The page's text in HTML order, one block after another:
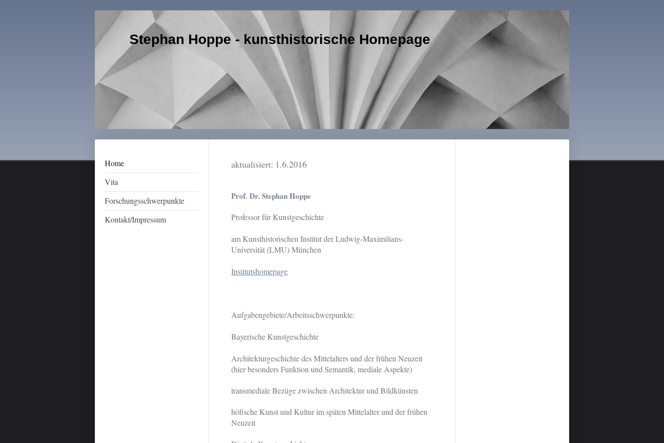
Stephan Hoppe - kunsthistorische Homepage
Home
Vita
Forschungsschwerpunkte
Kontakt/Impressum
aktualisiert: 1.6.2016
Prof. Dr. Stephan Hoppe
Professor für Kunstgeschichte
am Kunsthistorischen Institut der Ludwig-Maximilians-
Universität (LMU) München
Institutshomepage
Aufgabengebiete/Arbeitsschwerpunkte:
Bayerische Kunstgeschichte
Architekturgeschichte des Mittelalters und der frühen Neuzeit
(hier besonders Funktion und Semantik, mediale Aspekte)
transmediale Bezüge zwischen Architektur und Bildkünsten
höfische Kunst und Kultur im späten Mittelalter und der frühen
Neuzeit